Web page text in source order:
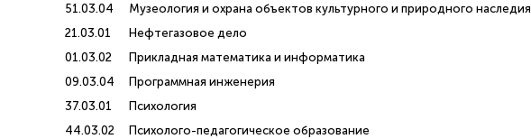
51.03.04
Музеология и охрана объектов культурного и природного наследия
21.03.01
Нефтегазовое дело
01.03.02
Прикладная математика и информатика
09.03.04
Программная инженерия
37.03.01
Психология
44.03.02
Психолого-педагогическое образование